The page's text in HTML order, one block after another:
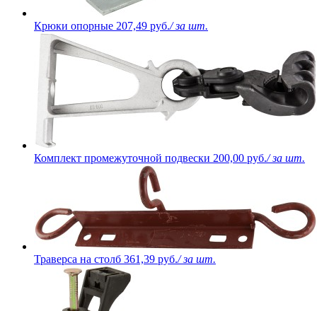
Крюки опорные 207,49 руб./ за шт.
Комплект промежуточной подвески 200,00 руб./ за шт.
Траверса на столб 361,39 руб./ за шт.